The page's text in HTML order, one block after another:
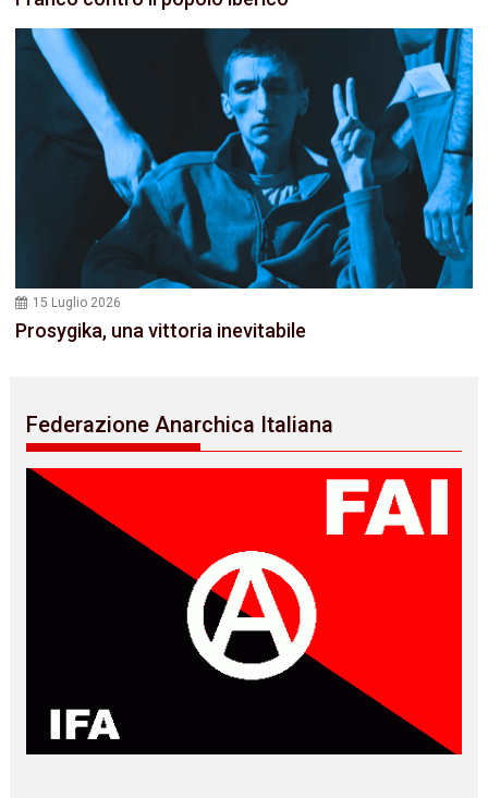
15 Luglio 2026
Prosygika, una vittoria inevitabile
Federazione Anarchica Italiana